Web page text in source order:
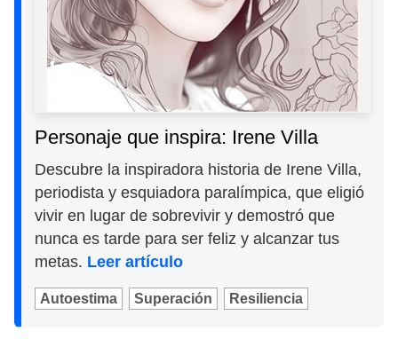
Personaje que inspira: Irene Villa
Descubre la inspiradora historia de Irene Villa,
periodista y esquiadora paralímpica, que eligió
vivir en lugar de sobrevivir y demostró que
nunca es tarde para ser feliz y alcanzar tus
metas. Leer artículo
Autoestima Superación Resiliencia